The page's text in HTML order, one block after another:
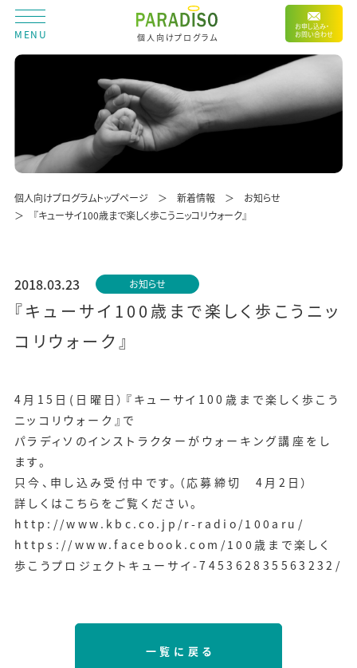
MENU 個人向けプログラム
お申し込み・
お問い合わせ
個人向けプログラムトップページ 新着情報
お知らせ
『キューサイ100歳まで楽しく歩こうニッコリウォーク』
2018.03.23 お知らせ
『キューサイ100歳まで楽しく歩こうニッ
コリウォーク』
4 月 15 日 ( 日曜日）『キューサイ 100 歳まで楽しく歩こう
ニッコリウォーク』で
パラディソのインストラクターがウォーキング講座をし
ます。
只今、申し込み受付中です。（応募締切 4 月 2 日）
詳しくはこちらをご覧ください。
http://www.kbc.co.jp/r-radio/100aru/
https://www.facebook.com/100 歳まで楽しく
歩こうプロジェクトキューサイ -745362835563232/
一覧に戻る